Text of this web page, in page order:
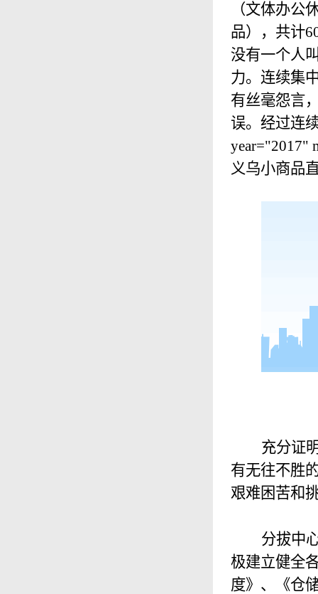
（文体办公
品），共计
没有一个人
力。连续集
有丝毫怨言
误。经过连
year="2017"
义乌小商品
充分证
有无往不胜
艰难困苦和
分拔中
极建立健全
度》、《仓